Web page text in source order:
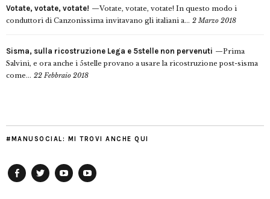
Votate, votate, votate!
Votate, votate, votate! In questo modo i
conduttori di Canzonissima invitavano gli italiani a... 2 Marzo 2018
Sisma, sulla ricostruzione Lega e 5stelle non pervenuti
Prima
Salvini, e ora anche i 5stelle provano a usare la ricostruzione post-sisma
come... 22 Febbraio 2018
#MANUSOCIAL: MI TROVI ANCHE QUI